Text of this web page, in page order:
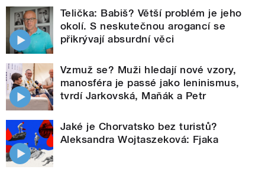
Telička: Babiš? Větší problém je jeho
okolí. S neskutečnou arogancí se
přikrývají absurdní věci
Vzmuž se? Muži hledají nové vzory,
manosféra je passé jako leninismus,
tvrdí Jarkovská, Maňák a Petr
Jaké je Chorvatsko bez turistů?
Aleksandra Wojtaszeková: Fjaka